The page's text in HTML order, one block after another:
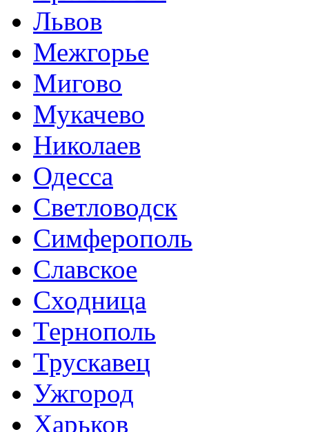
Львов
Межгорье
Мигово
Мукачево
Николаев
Одесса
Светловодск
Симферополь
Славское
Сходница
Тернополь
Трускавец
Ужгород
Харьков